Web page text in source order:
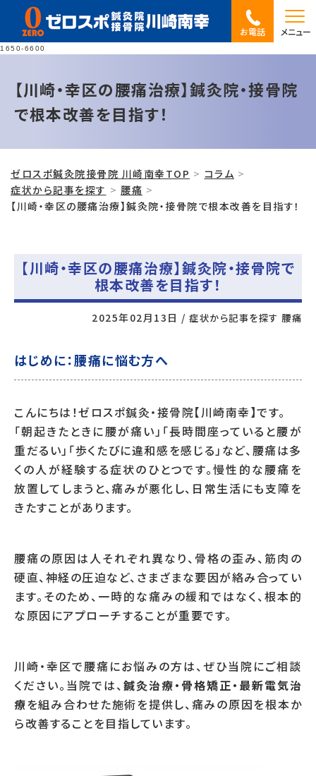
1650-6600
お電話 メニュー
【川崎・幸区の腰痛治療】鍼灸院・接骨院
で根本改善を目指す！
ゼロスポ鍼灸院接骨院 川崎南幸TOP
コラム
症状から記事を探す
腰痛
【川崎・幸区の腰痛治療】鍼灸院・接骨院で根本改善を目指す！
【川崎・幸区の腰痛治療】鍼灸院・接骨院で
根本改善を目指す！
2025年02月13日 / 症状から記事を探す 腰痛
はじめに：腰痛に悩む方へ
こんにちは！ゼロスポ鍼灸・接骨院【川崎南幸】です。
「朝起きたときに腰が痛い」「長時間座っていると腰が
重だるい」「歩くたびに違和感を感じる」など、腰痛は多
くの人が経験する症状のひとつです。慢性的な腰痛を
放置してしまうと、痛みが悪化し、日常生活にも支障を
きたすことがあります。
腰痛の原因は人それぞれ異なり、骨格の歪み、筋肉の
硬直、神経の圧迫など、さまざまな要因が絡み合ってい
ます。そのため、一時的な痛みの緩和ではなく、根本的
な原因にアプローチすることが重要です。
川崎・幸区で腰痛にお悩みの方は、ぜひ当院にご相談
ください。当院では、鍼灸治療・骨格矯正・最新電気治
療を組み合わせた施術を提供し、痛みの原因を根本か
ら改善することを目指しています。